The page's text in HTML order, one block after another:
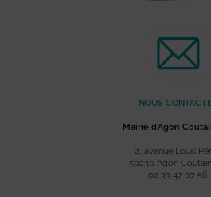
NOUS
Mairie d’Agon
2, avenue Louis
50230 Agon
02 33 47 07 56